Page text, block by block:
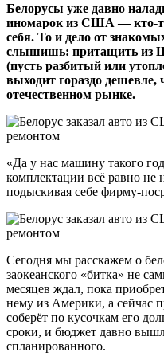
Белорусы уже давно
иномарок из США — кто-
себя. То и дело от
слышишь: притащить из
(пусть разбитый или
выходит гораздо дешевле,
отечественном рынке.
«Да у нас машину такого
комплектации всё равно
подыскивая себе фирму-
Сегодня мы расскажем о
заокеанского «битка» не
месяцев ждал, пока
нему из Америки, а сейчас
соберёт по кусочкам его
сроки, и бюджет давно
спланированного.